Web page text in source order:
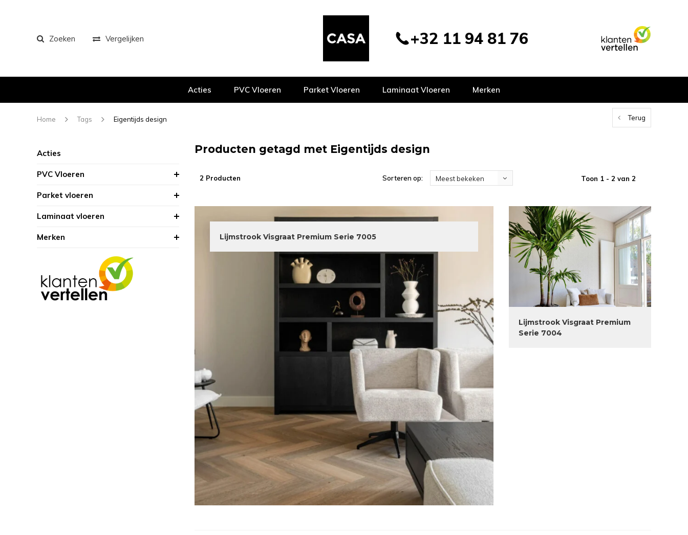
Zoeken Vergelijken +32 11 94 81 76
Acties PVC Vloeren Parket Vloeren Laminaat Vloeren Merken
Home Tags Eigentijds design Terug
Acties
PVC Vloeren
Parket vloeren
Laminaat vloeren
Merken
Producten getagd met Eigentijds design
2 Producten Sorteren op: Meest bekeken Toon 1 - 2 van 2
Lijmstrook Visgraat Premium Serie 7005
Lijmstrook Visgraat Premium
Serie 7004